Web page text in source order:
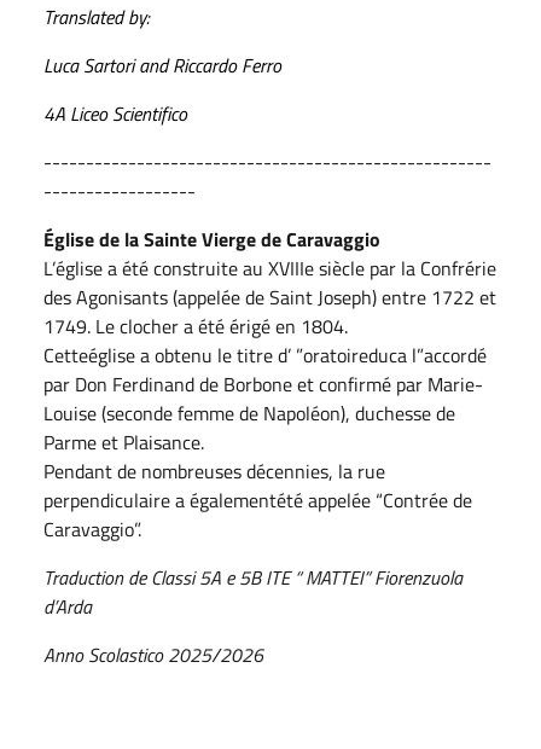
Translated by:
Luca Sartori and Riccardo Ferro
4A Liceo Scientifico
-----------------------------------------------------
------------------
Église de la Sainte Vierge de Caravaggio
L’église a été construite au XVIIIe siècle par la Confrérie
des Agonisants (appelée de Saint Joseph) entre 1722 et
1749. Le clocher a été érigé en 1804.
Cetteéglise a obtenu le titre d’ ”oratoireduca l”accordé
par Don Ferdinand de Borbone et confirmé par Marie-
Louise (seconde femme de Napoléon), duchesse de
Parme et Plaisance.
Pendant de nombreuses décennies, la rue
perpendiculaire a égalementété appelée “Contrée de
Caravaggio”.
Traduction de Classi 5A e 5B ITE “ MATTEI” Fiorenzuola
d’Arda
Anno Scolastico 2025/2026